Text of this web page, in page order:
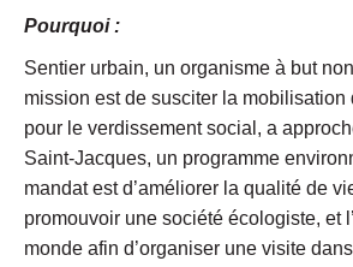
Pourquoi :
Sentier urbain, un organisme à but
mission est de susciter la mobilisation
pour le verdissement social, a
Saint-Jacques, un programme
mandat est d’améliorer la qualité de
promouvoir une société écologiste, et
monde afin d’organiser une visite